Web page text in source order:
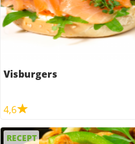
Visburgers
4,6
RECEPT